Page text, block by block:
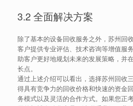
3.2 全面解决方案
除了基本的设备回收服务之外，苏州回
客户提供专业评估、技术咨询等增值服
助客户更好地规划未来的发展策略，并
长点。
通过上述介绍可以看出，选择苏州回收
得具有竞争力的回收价格和快速的资金
务模式以及灵活的合作方式。如果您正